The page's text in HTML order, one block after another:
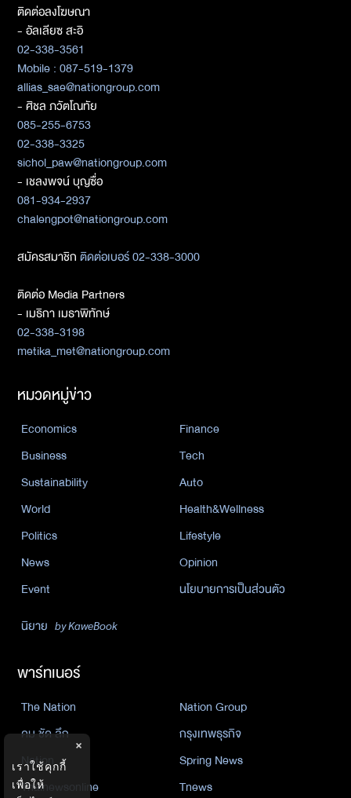
ติดต่อลงโฆษณา
- อัลเลียซ สะอิ
02-338-3561
Mobile : 087-519-1379
allias_sae@nationgroup.com
- ศิชล ภวัตโณทัย
085-255-6753
02-338-3325
sichol_paw@nationgroup.com
- เชลงพจน์ บุญซื่อ
081-934-2937
chalengpot@nationgroup.com
สมัครสมาชิกติดต่อเบอร์ 02-338-3000
ติดต่อ Media Partners
- เมธิกา เมธาพิทักษ์
02-338-3198
metika_met@nationgroup.com
หมวดหมู่ข่าว
Economics
Finance
Business
Tech
Sustainability
Auto
World
Health&Wellness
Politics
Lifestyle
News
Opinion
Event
นโยบายการเป็นส่วนตัว
นิยาย by KaweBook
พาร์ทเนอร์
The Nation
Nation Group
คม ชัด ลึก
กรุงเทพธุรกิจ
Nation
Spring News
Thainewsonline
Tnews
×
เราใช้คุกกี้
เพื่อให้